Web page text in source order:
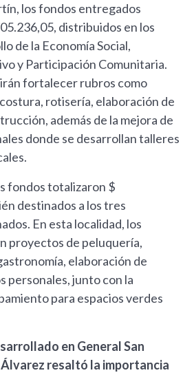
los fondos entregados
distribuidos en los
de la Economía Social,
y Participación Comunitaria.
fortalecer rubros como
rotisería, elaboración de
además de la mejora de
donde se desarrollan talleres
fondos totalizaron $
destinados a los tres
En esta localidad, los
proyectos de peluquería,
elaboración de
personales, junto con la
para espacios verdes
en General San
resaltó la importancia